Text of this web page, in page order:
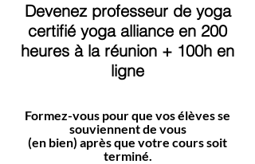
Devenez professeur de yoga
certifié yoga alliance en 200
heures à la réunion + 100h en
ligne
Formez-vous pour que vos élèves se
souviennent de vous
(en bien) après que votre cours soit
terminé.